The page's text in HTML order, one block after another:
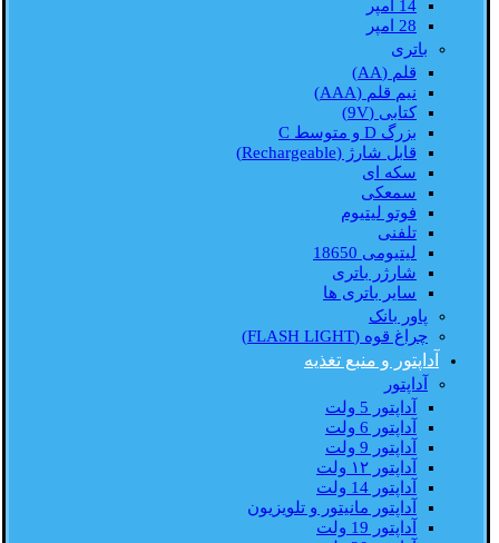
14 امپر
28 امپر
باتری
قلم (AA)
نیم قلم (AAA)
کتابی (9V)
بزرگ D و متوسط C
قابل شارژ (Rechargeable)
سکه ای
سمعکی
فوتو لیتیوم
تلفنی
لیتیومی 18650
شارژر باتری
سایر باتری ها
پاور بانک
چراغ قوه (FLASH LIGHT)
آداپتور و منبع تغذیه
آداپتور
آداپتور 5 ولت
آداپتور 6 ولت
آداپتور 9 ولت
آداپتور ۱۲ ولت
آداپتور 14 ولت
آداپتور مانیتور و تلویزیون
آداپتور 19 ولت